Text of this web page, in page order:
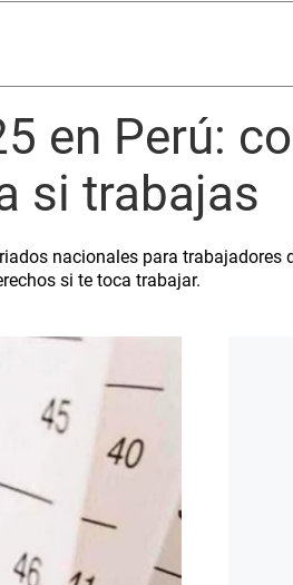
en Perú:
si trabajas
nacionales para trabajadores
si te toca trabajar.